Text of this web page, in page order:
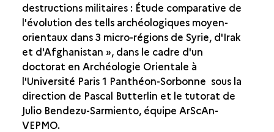
destructions militaires : Étude comparative de
l'évolution des tells archéologiques moyen-
orientaux dans 3 micro-régions de Syrie, d'Irak
et d'Afghanistan », dans le cadre d'un
doctorat en Archéologie Orientale à
l'Université Paris 1 Panthéon-Sorbonne sous la
direction de Pascal Butterlin et le tutorat de
Julio Bendezu-Sarmiento, équipe ArScAn-
VEPMO.